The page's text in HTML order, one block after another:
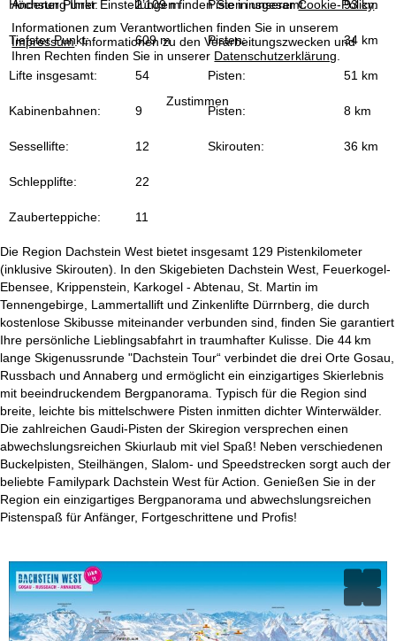
Änderung Ihrer Einstellungen finden Sie in unsererCookie-Policy.
Informationen zum Verantwortlichen finden Sie in unserem
Impressum. Informationen zu den Verarbeitungszwecken und
Ihren Rechten finden Sie in unserer Datenschutzerklärung
Zustimmen
t
s
Höchster Punkt: 2’109 m Pisten insgesamt: 93 km
Tiefster Punkt: 609 m Pisten: 34 km
Lifte insgesamt: 54 Pisten: 51 km
Kabinenbahnen: 9 Pisten: 8 km
Sessellifte: 12 Skirouten: 36 km
Schlepplifte: 22
Zauberteppiche: 11
Die Region Dachstein West bietet insgesamt 129 Pistenkilometer
(inklusive Skirouten). In den Skigebieten Dachstein West, Feuerkogel-
Ebensee, Krippenstein, Karkogel - Abtenau, St. Martin im
Tennengebirge, Lammertallift und Zinkenlifte Dürrnberg, die durch
kostenlose Skibusse miteinander verbunden sind, finden Sie garantiert
Ihre persönliche Lieblingsabfahrt in traumhafter Kulisse. Die 44 km
lange Skigenussrunde "Dachstein Tour“ verbindet die drei Orte Gosau,
Russbach und Annaberg und ermöglicht ein einzigartiges Skierlebnis
mit beeindruckendem Bergpanorama. Typisch für die Region sind
breite, leichte bis mittelschwere Pisten inmitten dichter Winterwälder.
Die zahlreichen Gaudi-Pisten der Skiregion versprechen einen
abwechslungsreichen Skiurlaub mit viel Spaß! Neben verschiedenen
Buckelpisten, Steilhängen, Slalom- und Speedstrecken sorgt auch der
beliebte Familypark Dachstein West für Action. Genießen Sie in der
Region ein einzigartiges Bergpanorama und abwechslungsreichen
Pistenspaß für Anfänger, Fortgeschrittene und Profis!